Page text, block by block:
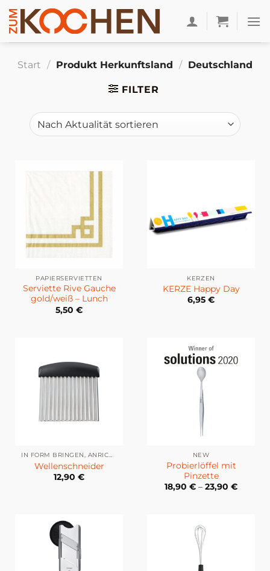
Zum
Inhalt
springen
Start / Produkt Herkunftsland / Deutschland
FILTER
PAPIERSERVIETTEN
Serviette Rive Gauche
gold/weiß – Lunch
5,50 €
KERZEN
KERZE Happy Day
6,95 €
IN FORM BRINGEN, ANRICHTEN & DEKORIEREN
Wellenschneider
12,90 €
NEW
Probierlöffel mit
Pinzette
18,90 € – 23,90 €